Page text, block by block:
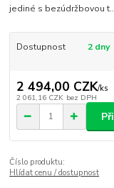
jediné s bezúdržbovou
Dostupnost 2 dny
2 494,00 CZK/ks
2 061,16 CZK bez DPH
Číslo produktu:
Hlídat cenu / dostupnost